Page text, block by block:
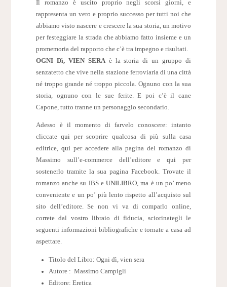
Il romanzo è uscito proprio negli scorsi giorni, e
rappresenta un vero e proprio successo per tutti noi che
abbiamo visto nascere e crescere la sua storia, un motivo
per festeggiare la strada che abbiamo fatto insieme e un
promemoria del rapporto che c’è tra impegno e risultati.
OGNI Dì, VIEN SERAè la storia di un gruppo di
senzatetto che vive nella stazione ferroviaria di una città
né troppo grande né troppo piccola. Ognuno con la sua
storia, ognuno con le sue ferite. E poi c’è il cane
Capone, tutto tranne un personaggio secondario.
Adesso è il momento di farvelo conoscere: intanto
cliccatequi per scoprire qualcosa di più sulla casa
editrice, quiper accedere alla pagina del romanzo di
Massimo sull’e-commerce dell’editore equi per
sostenerlo tramite la sua pagina Facebook. Trovate il
romanzo anche su IBSeUNILIBRO, ma è un po’ meno
conveniente e un po’ più lento rispetto all’acquisto sul
sito dell’editore. Se non vi va di comparlo online,
correte dal vostro libraio di fiducia, sciorinategli le
seguenti informazioni bibliografiche e tornate a casa ad
aspettare.
Titolo del Libro: Ogni dì, vien sera
Autore : Massimo Campigli
Editore: Eretica